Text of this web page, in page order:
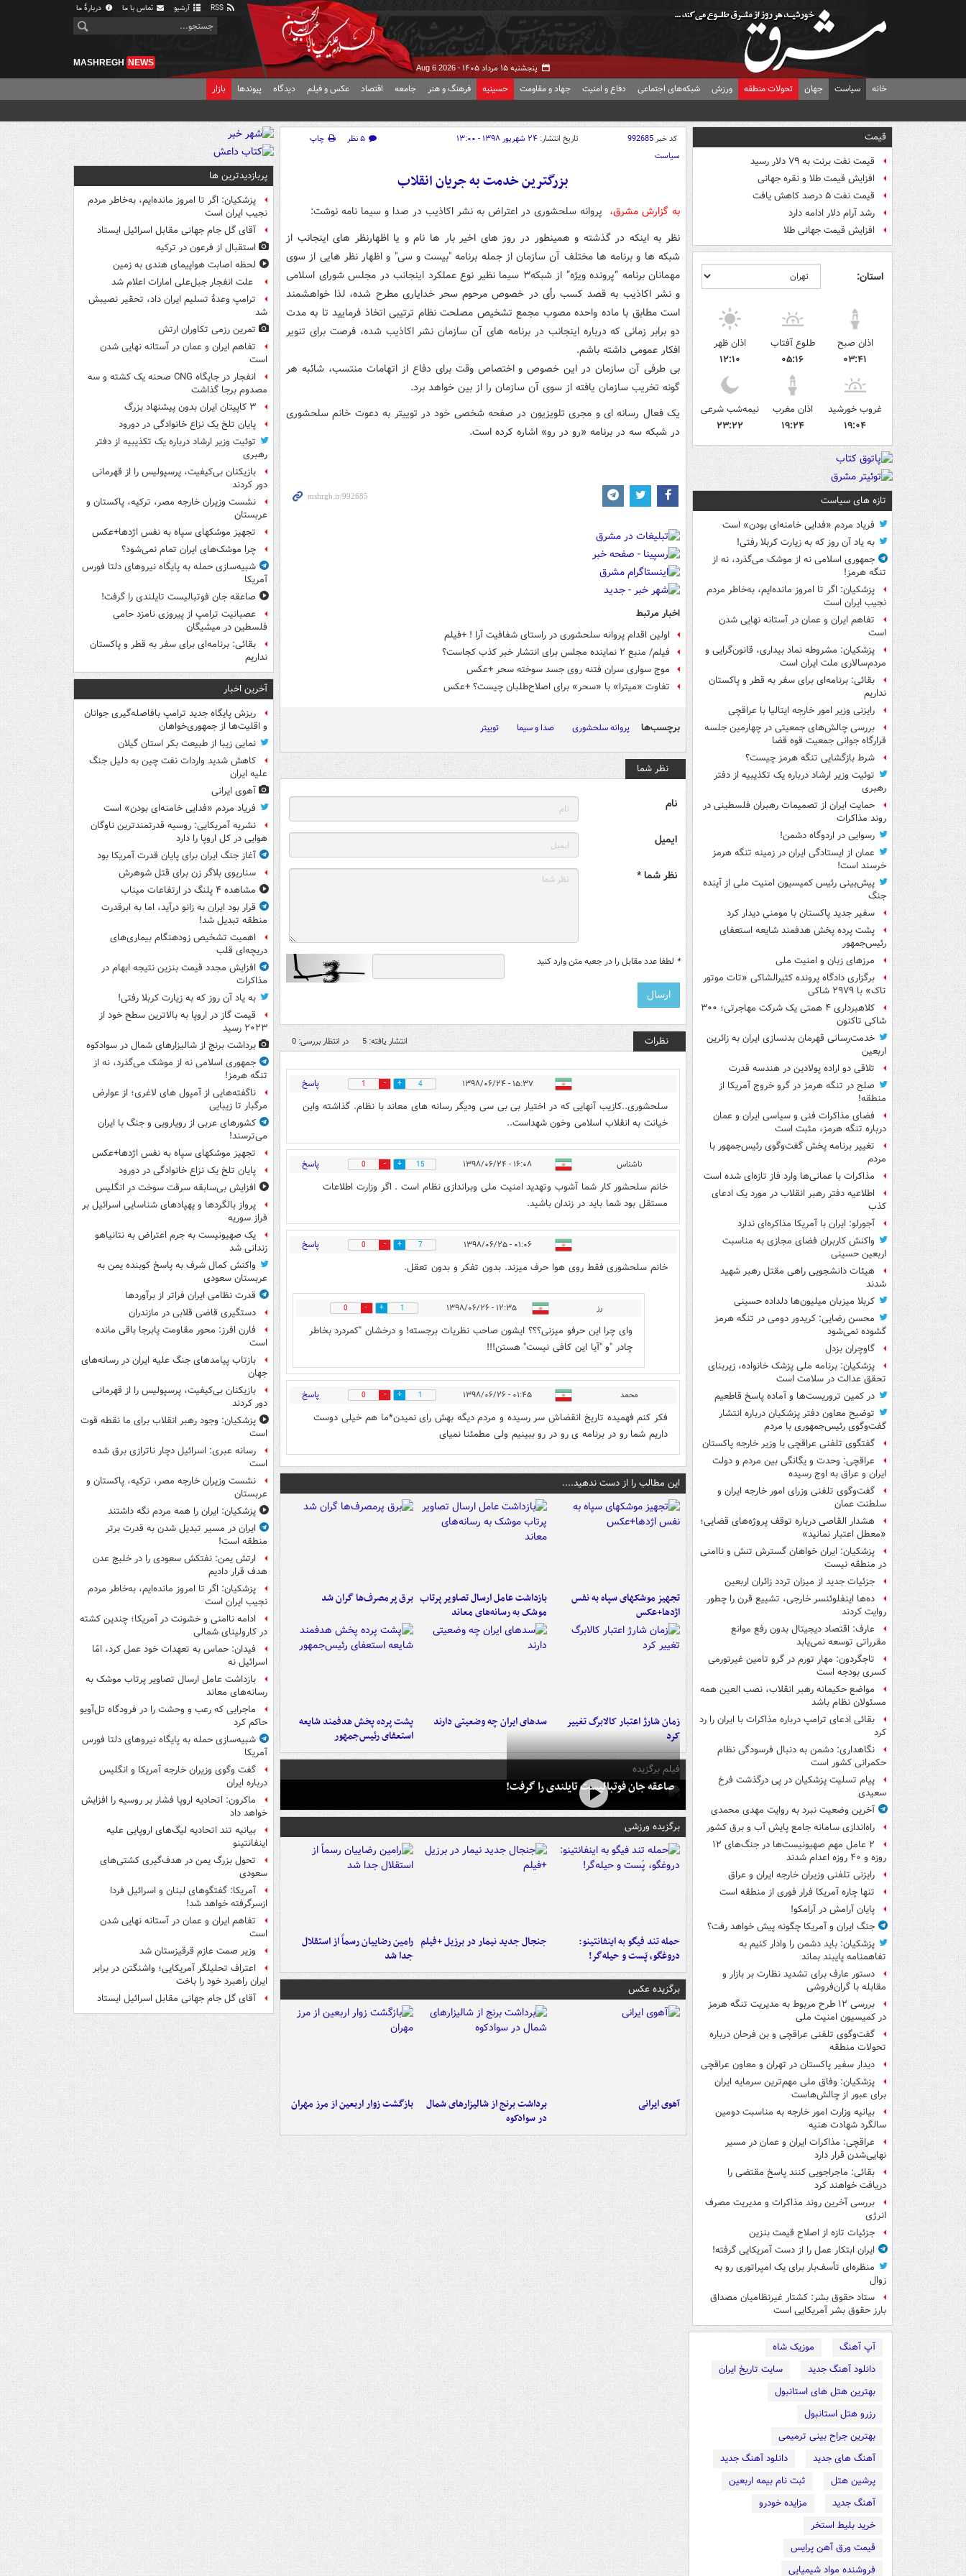
آرشیو تماس با ما دربارهٔ ما
پنجشنبه ۱۵ مرداد ۱۴۰۵ - Aug 6 2026
MASHREGH NEWS
خانه سیاست جهان تحولات منطقه ورزش شبکه‌های اجتماعی دفاع و امنیت جهاد و مقاومت حسینیه فرهنگ و هنر جامعه اقتصاد عکس و فیلم دیدگاه پیوندها بازار
قیمت
قیمت نفت برنت به ۷۹ دلار رسید
افزایش قیمت طلا و نقره جهانی
قیمت نفت ۵ درصد کاهش یافت
رشد آرام دلار ادامه دارد
افزایش قیمت جهانی طلا
استان:
اذان صبح
۰۳:۴۱
طلوع آفتاب
۰۵:۱۶
اذان ظهر
۱۲:۱۰
غروب خورشید
۱۹:۰۴
اذان مغرب
۱۹:۲۴
نیمه‌شب شرعی
۲۳:۲۲
تازه های سیاست
فریاد مردم «فدایی خامنه‌ای بودن» است
به یاد آن روز که به زیارت کربلا رفتی!
جمهوری اسلامی نه از موشک می‌گذرد، نه از
تنگه هرمز!
پزشکیان: اگر تا امروز مانده‌ایم، به‌خاطر مردم
نجیب ایران است
تفاهم ایران و عمان در آستانه نهایی شدن
است
پزشکیان: مشروطه نماد بیداری، قانون‌گرایی و
مردم‌سالاری ملت ایران است
بقائی: برنامه‌ای برای سفر به قطر و پاکستان
نداریم
رایزنی وزیر امور خارجه ایتالیا با عراقچی
بررسی چالش‌های جمعیتی در چهارمین جلسه
قرارگاه جوانی جمعیت قوه قضا
شرط بازگشایی تنگه هرمز چیست؟
توئیت وزیر ارشاد درباره یک تکذیبیه از دفتر
رهبری
حمایت ایران از تصمیمات رهبران فلسطینی در
روند مذاکرات
رسوایی در اردوگاه دشمن!
عمان از ایستادگی ایران در زمینه تنگه هرمز
خرسند است!
پیش‌بینی رئیس کمیسیون امنیت ملی از آینده
جنگ
سفیر جدید پاکستان با مومنی دیدار کرد
پشت پرده پخش هدفمند شایعه استعفای
رئیس‌جمهور
مرزهای زبان و امنیت ملی
برگزاری دادگاه پرونده کثیرالشاکی «تات موتور
تاک» با ۲۹۷۹ شاکی
کلاهبرداری ۴ همتی یک شرکت مهاجرتی؛ ۳۰۰
شاکی تاکنون
خدمت‌رسانی قهرمان بدنسازی ایران به زائرین
اربعین
تلاقی دو اراده پولادین در هندسه قدرت
صلح در تنگه هرمز در گرو خروج آمریکا از
منطقه!
فضای مذاکرات فنی و سیاسی ایران و عمان
درباره تنگه هرمز، مثبت است
تغییر برنامه پخش گفت‌وگوی رئیس‌جمهور با
مردم
مذاکرات با عمانی‌ها وارد فاز تازه‌ای شده است
اطلاعیه دفتر رهبر انقلاب در مورد یک ادعای
کذب
آجورلو: ایران با آمریکا مذاکره‌ای ندارد
واکنش کاربران فضای مجازی به مناسبت
اربعین حسینی
هیئات دانشجویی راهی مقتل رهبر شهید
شدند
کربلا میزبان میلیون‌ها دلداده حسینی
محسن رضایی: کریدور دومی در تنگه هرمز
گشوده نمی‌شود
گاوچران بزدل
پزشکیان: برنامه ملی پزشک خانواده، زیربنای
تحقق عدالت در سلامت است
در کمین تروریست‌ها و آماده پاسخ قاطعیم
توضیح معاون دفتر پزشکیان درباره انتشار
گفت‌وگوی رئیس‌جمهوری با مردم
گفتگوی تلفنی عراقچی با وزیر خارجه پاکستان
عراقچی: وحدت و یگانگی بین مردم و دولت
ایران و عراق به اوج رسیده
گفت‌وگوی تلفنی وزرای امور خارجه ایران و
سلطنت عمان
هشدار القاصی درباره توقف پروژه‌های قضایی؛
«معطل اعتبار نمانید»
پزشکیان: ایران خواهان گسترش تنش و ناامنی
در منطقه نیست
جزئیات جدید از میزان تردد زائران اربعین
ده‌ها اینفلوئنسر خارجی، تشییع قرن را چطور
روایت کردند
عارف: اقتصاد دیجیتال بدون رفع موانع
مقرراتی توسعه نمی‌یابد
تاجگردون: مهار تورم در گرو تامین غیرتورمی
کسری بودجه است
مواضع حکیمانه رهبر انقلاب، نصب العین همه
مسئولان نظام باشد
بقائی ادعای ترامپ درباره مذاکرات با ایران را رد
کرد
نگاهداری: دشمن به دنبال فرسودگی نظام
حکمرانی کشور است
پیام تسلیت پزشکیان در پی درگذشت فرخ
سعیدی
آخرین وضعیت نبرد به روایت مهدی محمدی
راه‌اندازی سامانه جامع پایش آب و برق کشور
۲ عامل مهم صهیونیست‌ها در جنگ‌های ۱۲
روزه و ۴۰ روزه اعدام شدند
رایزنی تلفنی وزیران خارجه ایران و عراق
تنها چاره آمریکا فرار فوری از منطقه است
پایان آرامش در آرامکو!
جنگ ایران و آمریکا چگونه پیش خواهد رفت؟
پزشکیان: باید دشمن را وادار کنیم به
تفاهم‎نامه پایبند بماند
دستور عارف برای تشدید نظارت بر بازار و
مقابله با گران‌فروشی
بررسی ۱۲ طرح مربوط به مدیریت تنگه هرمز
در کمیسیون امنیت ملی
گفت‌وگوی تلفنی عراقچی و بن فرحان درباره
تحولات منطقه
دیدار سفیر پاکستان در تهران و معاون عراقچی
پزشکیان: وفاق ملی مهم‌ترین سرمایه ایران
برای عبور از چالش‌هاست
بیانیه وزارت امور خارجه به مناسبت دومین
سالگرد شهادت هنیه
عراقچی: مذاکرات ایران و عمان در مسیر
نهایی‌شدن قرار دارد
بقائی: ماجراجویی کنند پاسخ مقتضی را
دریافت خواهند کرد
بررسی آخرین روند مذاکرات و مدیریت مصرف
انرژی
جزئیات تازه از اصلاح قیمت بنزین
ایران ابتکار عمل را از دست آمریکایی‌ گرفته!
منظره‌ای تأسف‌بار برای یک امپراتوری رو به
زوال
ستاد حقوق بشر: کشتار غیرنظامیان مصداق
بارز حقوق بشر آمریکایی است
آپ آهنگ
موزیک شاه
دانلود آهنگ جدید
سایت تاریخ ایران
بهترین هتل های استانبول
رزرو هتل استانبول
بهترین جراح بینی ترمیمی
آهنگ های جدید
دانلود آهنگ جدید
پرشین هتل
ثبت نام بیمه اربعین
آهنگ جدید
مزایده خودرو
خرید بلیط استخر
قیمت ورق آهن پرایس
فروشنده مواد شیمیایی
کد خبر992685 تاریخ انتشار: ۲۴ شهریور ۱۳۹۸ - ۱۳:۰۰ ۵ نظر
چاپ
سیاست
بزرگترین خدمت به جریان انقلاب
به گزارش مشرق، پروانه سلحشوری در اعتراض به نشر اکاذیب در صدا و سیما نامه نوشت:
نظر به اینکه در گذشته و همینطور در روز های اخیر بار ها نام و یا اظهارنظر های اینجانب از
شبکه ها و برنامه ها مختلف آن سازمان از جمله برنامه "بیست و سی" و اظهار نظر هایی از سوی
مهمانان برنامه “پرونده ویژه” از شبکه۳ سیما نظیر نوع عملکرد اینجانب در مجلس شورای اسلامی
و نشر اکاذیب به قصد کسب رأی در خصوص مرحوم سحر خدایاری مطرح شده، لذا خواهشمند
است مطابق با ماده واحده مصوب مجمع تشخیص مصلحت نظام ترتیبی اتخاذ فرمایید تا به مدت
دو برابر زمانی که درباره اینجانب در برنامه های آن سازمان نشر اکاذیب شده، فرصت برای تنویر
افکار عمومی داشته باشم.
بی طرفی آن سازمان در این خصوص و اختصاص وقت برای دفاع از اتهامات منتسب، شائبه هر
گونه تخریب سازمان یافته از سوی آن سازمان را از بین خواهد برد.
یک فعال رسانه ای و مجری تلویزیون در صفحه شخصی خود در توییتر به دعوت خانم سلحشوری
در شبکه سه در برنامه «رو در رو» اشاره کرده است.
اخبار مرتبط
️اولین اقدام پروانه سلحشوری در راستای شفافیت آرا ! +فیلم
فیلم/ منبع ۲ نماینده مجلس برای انتشار خبر کذب کجاست؟
موج سواری سران فتنه روی جسد سوخته سحر +عکس
تفاوت «میترا» با «سحر» برای اصلاح‌طلبان چیست؟ +عکس
برچسب‌ها پروانه سلحشوری صدا و سیما توییتر
نظر شما
نام
ایمیل
نظر شما *
* لطفا عدد مقابل را در جعبه متن وارد کنید
نظرات انتشار یافته: 5 در انتظار بررسی: 0
۱۵:۳۷ - ۱۳۹۸/۰۶/۲۴ 4
1 پاسخ
سلحشوری..کازیب آنهایی که در اختیار بی بی سی ودیگر رسانه های معاند با نظام. گذاشته واین
خیانت به انقلاب اسلامی وخون شهداست..
ناشناس ۱۶:۰۸ - ۱۳۹۸/۰۶/۲۴ 15
0 پاسخ
خانم سلحشور کار شما آشوب وتهدید امنیت ملی وبراندازی نظام است . اگر وزارت اطلاعات
مستقل بود شما باید در زندان باشید.
۰۱:۰۶ - ۱۳۹۸/۰۶/۲۵ 7
0 پاسخ
خانم سلحشوری فقط روی هوا حرف میزند. بدون تفکر و بدون تعقل.
رز ۱۲:۳۵ - ۱۳۹۸/۰۶/۲۶ 1
0
وای چرا این حرفو میزنی؟؟؟ ایشون صاحب نظریات برجسته! و درخشان "کمردرد بخاطر
چادر "و "آیا این کافی نیست" هستن!!!
محمد ۰۱:۴۵ - ۱۳۹۸/۰۶/۲۶ 1
0 پاسخ
فکر کنم فهمیده تاریخ انقضاش سر رسیده و مردم دیگه بهش رای نمیدن*ما هم خیلی دوست
داریم شما رو در برنامه ی رو در رو ببینیم ولی مطمئنا نمیای
این مطالب را از دست ندهید....
تجهیز موشکهای سپاه به نفس
اژدها+عکس
بازداشت عامل ارسال تصاویر پرتاب
موشک به رسانه‌های معاند
برق پرمصرف‌ها گران شد
زمان شارژ اعتبار کالابرگ تغییر
کرد
سدهای ایران چه وضعیتی دارند
پشت پرده پخش هدفمند شایعه
استعفای رئیس‌جمهور
فیلم برگزیده
صاعقه جان فوتبالیست تایلندی را گرفت!
برگزیده ورزشی
حمله تند فیگو به اینفانتینو:
دروغگو، پَست‌ و حیله‌گر!
جنجال جدید نیمار در برزیل +فیلم رامین رضاییان رسماً از استقلال
جدا شد
برگزیده عکس
آهوی ایرانی
برداشت برنج از شالیزارهای شمال
در سوادکوه
بازگشت زوار اربعین از مرز مهران
پربازدیدترین ها
پزشکیان: اگر تا امروز مانده‌ایم، به‌خاطر مردم
نجیب ایران است
آقای گل جام جهانی مقابل اسرائیل ایستاد
استقبال از فرعون در ترکیه
لحظه اصابت هواپیمای هندی به زمین
علت انفجار جبل‌علی امارات اعلام شد
ترامپ وعدۀ تسلیم ایران داد، تحقیر نصیبش
شد
تمرین رزمی تکاوران ارتش
تفاهم ایران و عمان در آستانه نهایی شدن
است
انفجار در جایگاه CNG صحنه یک کشته و سه
مصدوم برجا گذاشت
۳ کاپیتان ایران بدون پیشنهاد بزرگ
پایان تلخ یک نزاع خانوادگی در دورود
توئیت وزیر ارشاد درباره یک تکذیبیه از دفتر
رهبری
بازیکنان بی‌کیفیت، پرسپولیس را از قهرمانی
دور کردند
نشست وزیران خارجه مصر، ترکیه، پاکستان و
عربستان
تجهیز موشکهای سپاه به نفس اژدها+عکس
چرا موشک‌های ایران تمام نمی‌شود؟
شبیه‌سازی حمله به پایگاه نیروهای دلتا فورس
آمریکا
صاعقه جان فوتبالیست تایلندی را گرفت!
عصبانیت ترامپ از پیروزی نامزد حامی
فلسطین در میشیگان
بقائی: برنامه‌ای برای سفر به قطر و پاکستان
نداریم
آخرین اخبار
ریزش پایگاه جدید ترامپ بافاصله‌گیری جوانان
و اقلیت‌ها از جمهوری‌خواهان
نمایی زیبا از طبیعت بکر استان گیلان
کاهش شدید واردات نفت چین به دلیل جنگ
علیه ایران
آهوی ایرانی
فریاد مردم «فدایی خامنه‌ای بودن» است
نشریه آمریکایی: روسیه قدرتمندترین ناوگان
هوایی در کل اروپا را دارد
آغاز جنگ ایران برای پایان قدرت آمریکا بود
سناریوی بلاگر زن برای قتل شوهرش
مشاهده ۴ پلنگ در ارتفاعات میناب
قرار بود ایران به زانو درآید، اما به ابرقدرت
منطقه تبدیل شد!
اهمیت تشخیص زودهنگام بیماری‌های
دریچه‌ای قلب
افزایش مجدد قیمت بنزین نتیجه ابهام در
مذاکرات
به یاد آن روز که به زیارت کربلا رفتی!
قیمت گاز در اروپا به بالاترین سطح خود از
۲۰۲۳ رسید
برداشت برنج از شالیزارهای شمال در سوادکوه
جمهوری اسلامی نه از موشک می‌گذرد، نه از
تنگه هرمز!
ناگفته‌هایی از آمپول های لاغری؛ از عوارض
مرگبار تا زیبایی
کشورهای عربی از رویارویی و جنگ با ایران
می‌ترسند!
تجهیز موشکهای سپاه به نفس اژدها+عکس
پایان تلخ یک نزاع خانوادگی در دورود
افزایش بی‌سابقه سرقت سوخت در انگلیس
پرواز بالگردها و پهپادهای شناسایی اسرائیل بر
فراز سوریه
یک صهیونیست به جرم اعتراض به نتانیاهو
زندانی شد
واکنش کمال شرف به پاسخ کوبنده یمن به
عربستان سعودی
قدرت نظامی ایران فراتر از برآوردها
دستگیری قاضی قلابی در مازندران
فارن افرز: محور مقاومت پابرجا باقی مانده
است
بازتاب پیامدهای جنگ علیه ایران در رسانه‌های
جهان
بازیکنان بی‌کیفیت، پرسپولیس را از قهرمانی
دور کردند
پزشکیان: وجود رهبر انقلاب برای ما نقطه قوت
است
رسانه عبری: اسرائیل دچار ناترازی برق شده
است
نشست وزیران خارجه مصر، ترکیه، پاکستان و
عربستان
پزشکیان: ایران را همه مردم نگه داشتند
ایران در مسیر تبدیل شدن به قدرت برتر
منطقه است!
ارتش یمن: نفتکش سعودی را در خلیج عدن
هدف قرار دادیم
پزشکیان: اگر تا امروز مانده‌ایم، به‌خاطر مردم
نجیب ایران است
ادامه ناامنی و خشونت در آمریکا؛ چندین کشته
در کارولینای شمالی
فیدان: حماس به تعهدات خود عمل کرد، امّا
اسرائیل نه
بازداشت عامل ارسال تصاویر پرتاب موشک به
رسانه‌های معاند
ماجرایی که رعب و وحشت را در فرودگاه تل‌آویو
حاکم کرد
شبیه‌سازی حمله به پایگاه نیروهای دلتا فورس
آمریکا
گفت وگوی وزیران خارجه آمریکا و انگلیس
درباره ایران
ماکرون: اتحادیه اروپا فشار بر روسیه را افزایش
خواهد داد
بیانیه تند اتحادیه لیگ‌های اروپایی علیه
اینفانتینو
تحول بزرگ یمن در هدف‌گیری کشتی‌های
سعودی
آمریکا: گفتگوهای لبنان و اسرائیل فردا
ازسرگرفته خواهد شد!
تفاهم ایران و عمان در آستانه نهایی شدن
است
وزیر صمت عازم قرقیزستان شد
اعتراف تحلیلگر آمریکایی؛ واشنگتن در برابر
ایران راهبرد خود را باخت
آقای گل جام جهانی مقابل اسرائیل ایستاد